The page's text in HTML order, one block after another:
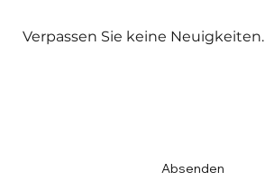
Verpassen Sie keine Neuigkeiten.
Absenden